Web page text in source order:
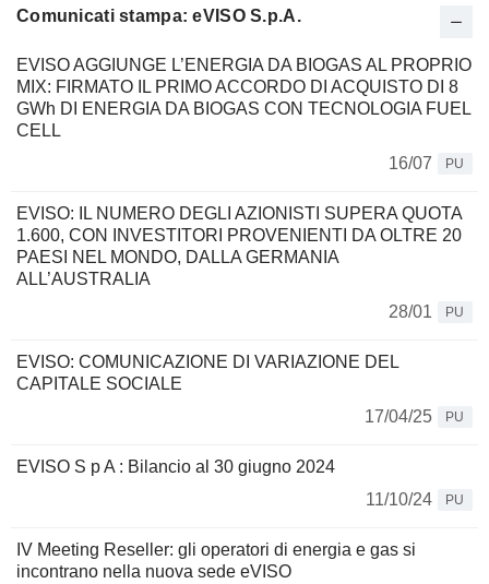
Comunicati stampa: eVISO S.p.A.
EVISO AGGIUNGE L’ENERGIA DA BIOGAS AL PROPRIO
MIX: FIRMATO IL PRIMO ACCORDO DI ACQUISTO DI 8
GWh DI ENERGIA DA BIOGAS CON TECNOLOGIA FUEL
CELL
16/07
PU
EVISO: IL NUMERO DEGLI AZIONISTI SUPERA QUOTA
1.600, CON INVESTITORI PROVENIENTI DA OLTRE 20
PAESI NEL MONDO, DALLA GERMANIA
ALL’AUSTRALIA
28/01
PU
EVISO: COMUNICAZIONE DI VARIAZIONE DEL
CAPITALE SOCIALE
17/04/25
PU
EVISO S p A : Bilancio al 30 giugno 2024
11/10/24
PU
IV Meeting Reseller: gli operatori di energia e gas si
incontrano nella nuova sede eVISO